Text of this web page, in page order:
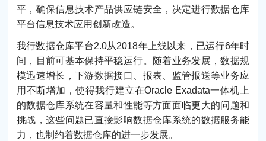
平，确保信息技术产品供应链安全，决定进行数据仓库
平台信息技术应用创新改造。
我行数据仓库平台2.0从2018年上线以来，已运行6年时
间，目前可基本保持平稳运行。随着业务发展，数据规
模迅速增长，下游数据接口、报表、监管报送等业务应
用不断增加，使得我行建立在Oracle Exadata一体机上
的数据仓库系统在容量和性能等方面面临更大的问题和
挑战，这些问题已直接影响数据仓库系统的数据服务能
力，也制约着数据仓库的进一步发展。